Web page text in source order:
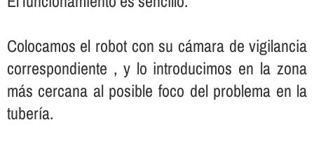
Colocamos el robot con su cámara de vigilancia
correspondiente , y lo introducimos en la zona
más cercana al posible foco del problema en la
tuberí­a.